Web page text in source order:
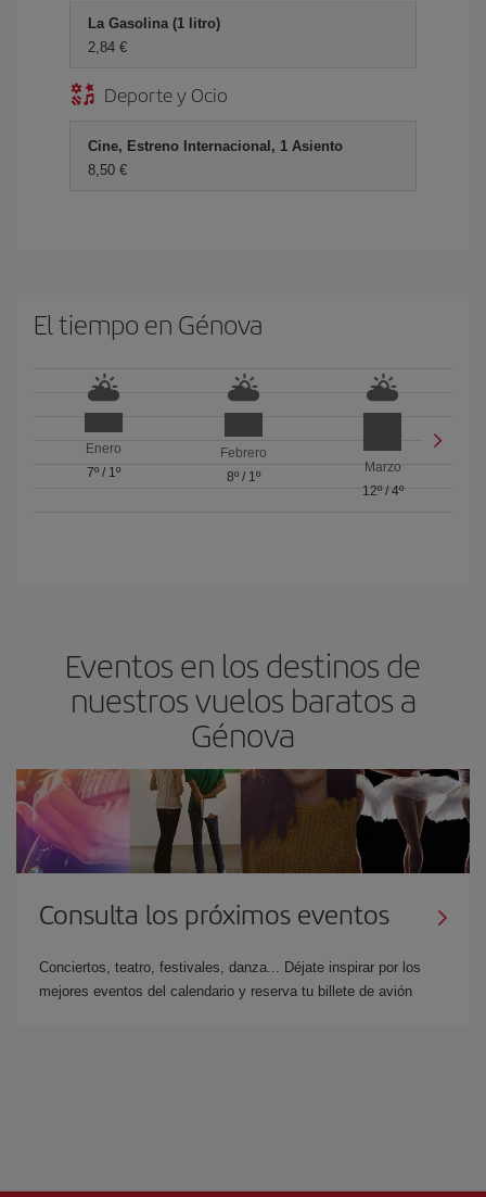
La Gasolina (1 litro)
2,84 €
Deporte y Ocio
Cine, Estreno Internacional, 1 Asiento
8,50 €
El tiempo en Génova
Enero
7º/ 1º
Febrero
8º/ 1º
Marzo
12º/ 4º
Eventos en los destinos de
nuestros vuelos baratos a
Génova
Consulta los próximos eventos
Conciertos, teatro, festivales, danza... Déjate inspirar por los
mejores eventos del calendario y reserva tu billete de avión